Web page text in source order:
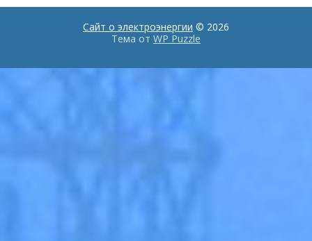
Сайт о электроэнергии © 2026
Тема от WP Puzzle